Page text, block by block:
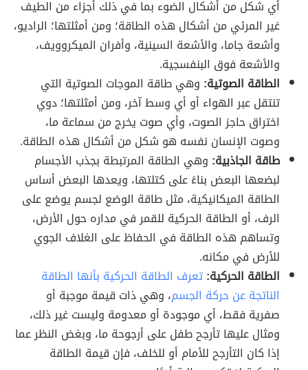
أي شكل من أشكال الضوء بما في ذلك أجزاء من الطيف
غير المرئي من أشكال هذه الطاقة؛ ومن أمثلتها؛ الراديو،
وأشعة جاما، والأشعة السينية، وأفران الميكروويف،
والأشعة فوق البنفسجية.
الطاقة الصوتية: وهي طاقة الموجات الصوتية التي
تنتقل عبر الهواء أو أي وسط آخر، ومن أمثلتها؛ دوي
اختراق حاجز الصوت، وأي صوت يخرج من سماعة ما،
وصوت الإنسان نفسه هو شكل من أشكال هذه الطاقة.
طاقة الجاذبية: وهي الطاقة المرتبطة بجذب الأجسام
لبضعها البعض بناءً على كتلتها، ويعدها البعض أساس
الطاقة الميكانيكية، مثل طاقة الوضع لجسم يوضع على
الرف، أو الطاقة الحركية للقمر في مداره حول الأرض،
وتساهم هذه الطاقة في الحفاظ على الغلاف الجوي
للأرض في مكانه.
الطاقة الحركية:تعرف الطاقة الحركية بأنها الطاقة
الناتجة عن حركة الجسم، وهي ذات قيمة موجبة أو
صفرية فقط، أي موجودة أو معدومة وليست غير ذلك،
ومثال عليها تأرجح طفل على أرجوحة ما، وبغض النظر عما
إذا كان التأرجح للأمام أو للخلف، فإن قيمة الطاقة